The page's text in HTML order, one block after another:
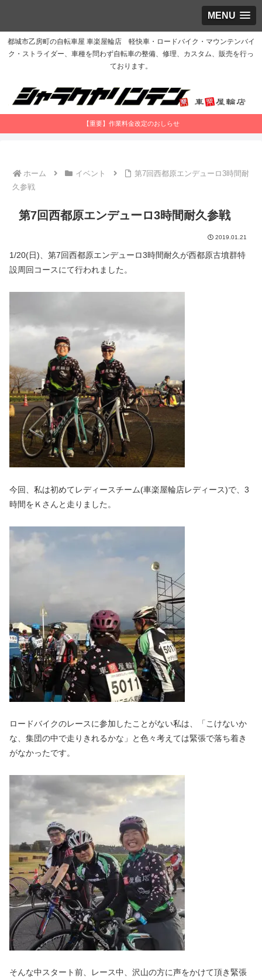
MENU
都城市乙房町の自転車屋 車楽屋輪店 軽快車・ロードバイク・マウンテンバイ
ク・ストライダー、車種を問わず自転車の整備、修理、カスタム、販売を行っ
ております。
【重要】作業料金改定のおしらせ
ホーム イベント
第7回西都原エンデューロ3時間耐
久参戦
第7回西都原エンデューロ3時間耐久参戦
2019.01.21
1/20(日)、第7回西都原エンデューロ3時間耐久が西都原古墳群特
設周回コースにて行われました。
今回、私は初めてレディースチーム(車楽屋輪店レディース)で、3
時間をＫさんと走りました。
ロードバイクのレースに参加したことがない私は、「こけないか
な、集団の中で走りきれるかな」と色々考えては緊張で落ち着き
がなかったです。
そんな中スタート前、レース中、沢山の方に声をかけて頂き緊張